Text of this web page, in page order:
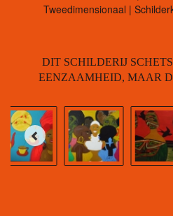
Tweedimensionaal |
DIT SCHILDERIJ
EENZAAMHEID, MAAR